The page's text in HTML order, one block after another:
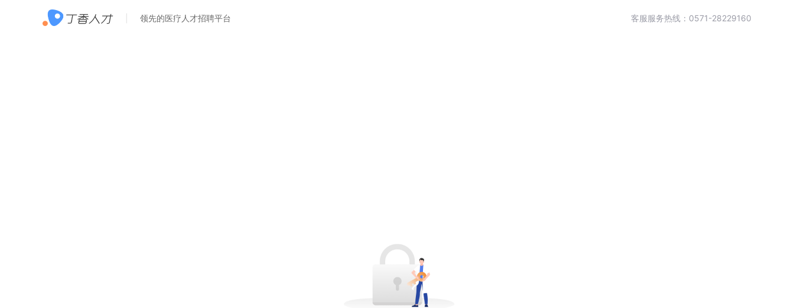
领先的医疗人才招聘平台 客服服务热线：0571-28229160